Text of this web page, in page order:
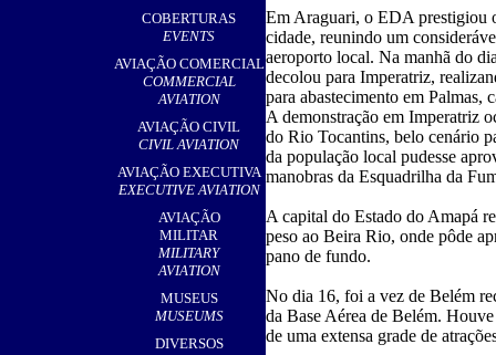
COBERTURAS
EVENTS
AVIAÇÃO COMERCIAL
COMMERCIAL
AVIATION
AVIAÇÃO CIVIL
CIVIL AVIATION
AVIAÇÃO EXECUTIVA
EXECUTIVE AVIATION
AVIAÇÃO
MILITAR
MILITARY
AVIATION
MUSEUS
MUSEUMS
DIVERSOS
Em Araguari, o EDA prestigiou
cidade, reunindo um
aeroporto local. Na manhã do
decolou para Imperatriz,
para abastecimento em Palmas,
A demonstração em Imperatriz
do Rio Tocantins, belo cenário
da população local pudesse
manobras da Esquadrilha da
A capital do Estado do Amapá
peso ao Beira Rio, onde pôde
pano de fundo.
No dia 16, foi a vez de Belém
da Base Aérea de Belém.
de uma extensa grade de